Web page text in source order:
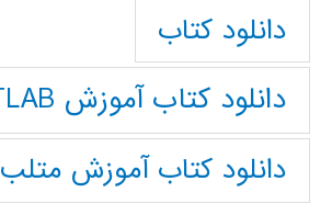
دانلود کتاب
دانلود کتاب آموزش MATLAB
دانلود کتاب آموزش متلب